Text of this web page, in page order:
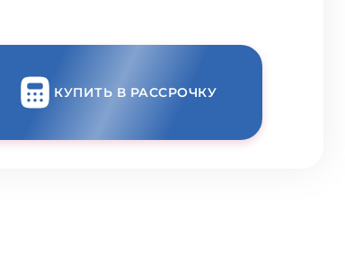
КУПИТЬ В РАССРОЧКУ